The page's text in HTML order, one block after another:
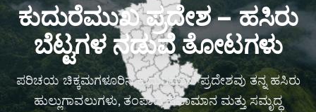
ಕುದುರೆಮುಖ ಪ್ರದೇಶ – ಹಸಿರು
ಬೆಟ್ಟಗಳ ನಡುವೆ ತೋಟಗಳು
ಪರಿಚಯ ಚಿಕ್ಕಮಗಳೂರಿನ ಕುದುರೆಮುಖ ಪ್ರದೇಶವು ತನ್ನ ಹಸಿರು
ಹುಲ್ಲುಗಾವಲುಗಳು, ತಂಪಾದ ಹವಾಮಾನ ಮತ್ತು ಸಮೃದ್ಧ